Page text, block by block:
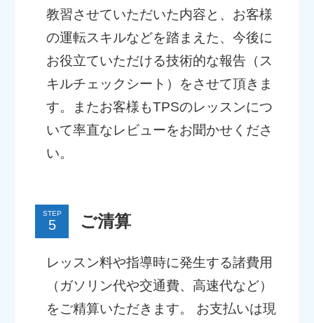
教習させていただいた内容と、お客様
の運転スキルなどを踏まえた、今後に
お役立ていただける技術的な報告（ス
キルチェックシート）をさせて頂きま
す。またお客様もTPSのレッスンにつ
いて率直なレビューをお聞かせくださ
い。
STEP ご清算
レッスン料や指導時に発生する諸費用
（ガソリン代や交通費、高速代など）
をご精算いただきます。 お支払いは現